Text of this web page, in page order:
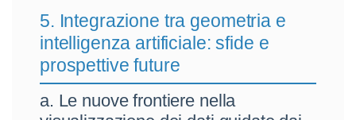
5. Integrazione tra geometria e
intelligenza artificiale: sfide e
prospettive future
a. Le nuove frontiere nella